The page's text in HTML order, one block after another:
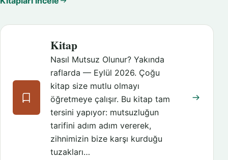
Kitap
Nasıl Mutsuz Olunur? Yakında
raflarda — Eylül 2026. Çoğu
kitap size mutlu olmayı
öğretmeye çalışır. Bu kitap tam
tersini yapıyor: mutsuzluğun
tarifini adım adım vererek,
zihnimizin bize karşı kurduğu
tuzakları…